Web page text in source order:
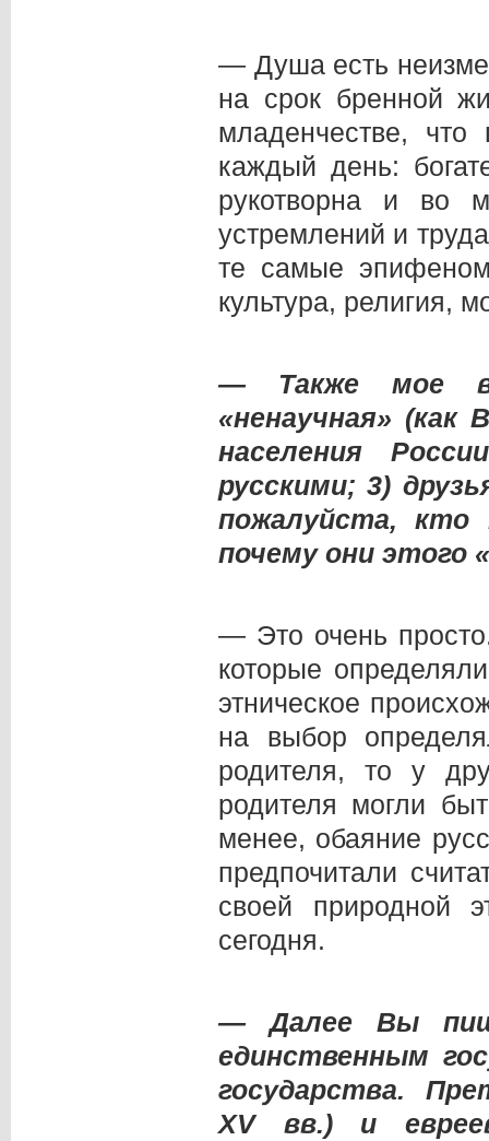
— Душа есть
на срок бренной
младенчестве, что
каждый день:
рукотворна и во
устремлений и
те самые
культура, религия,
— Также мое
«ненаучная» (как
населения
русскими; 3)
пожалуйста,
почему они этого
— Это очень
которые
этническое
на выбор
родителя, то у
родителя могли
менее, обаяние
предпочитали
своей природной
сегодня.
— Далее Вы
единственным
государства.
XV вв.) и